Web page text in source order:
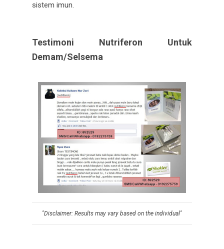
sistem imun.
Testimoni Nutriferon Untuk
Demam/Selsema
"Disclaimer: Results may vary based on the individual"